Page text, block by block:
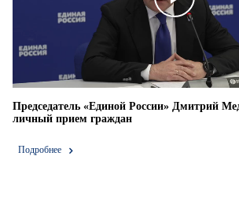
Play
Video
Председатель «Единой России» Дмитрий
личный прием граждан
Подробнее